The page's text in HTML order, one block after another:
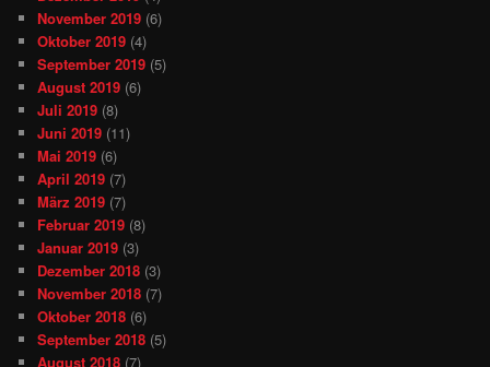
November 2019 (6)
Oktober 2019 (4)
September 2019 (5)
August 2019 (6)
Juli 2019 (8)
Juni 2019 (11)
Mai 2019 (6)
April 2019 (7)
März 2019 (7)
Februar 2019 (8)
Januar 2019 (3)
Dezember 2018 (3)
November 2018 (7)
Oktober 2018 (6)
September 2018 (5)
August 2018 (7)